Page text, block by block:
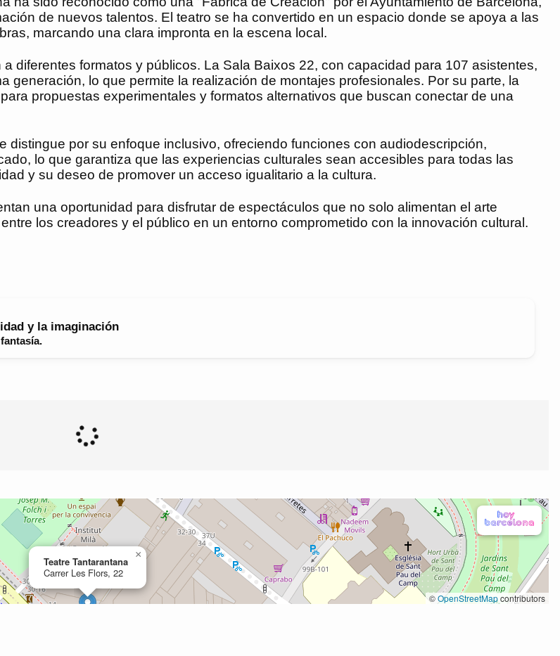
de nuevos talentos. El teatro se ha convertido en un espacio donde se apoya a las
marcando una clara impronta en la escena local.
diferentes formatos y públicos. La Sala Baixos 22, con capacidad para 107 asistentes,
lo que permite la realización de montajes profesionales. Por su parte, la
propuestas experimentales y formatos alternativos que buscan conectar de una
distingue por su enfoque inclusivo, ofreciendo funciones con audiodescripción,
lo que garantiza que las experiencias culturales sean accesibles para todas las
y su deseo de promover un acceso igualitario a la cultura.
una oportunidad para disfrutar de espectáculos que no solo alimentan el arte
los creadores y el público en un entorno comprometido con la innovación cultural.
y la imaginación